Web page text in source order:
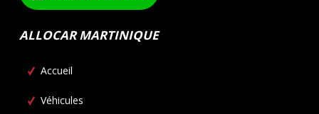
ALLOCAR MARTINIQUE
Accueil
Véhicules